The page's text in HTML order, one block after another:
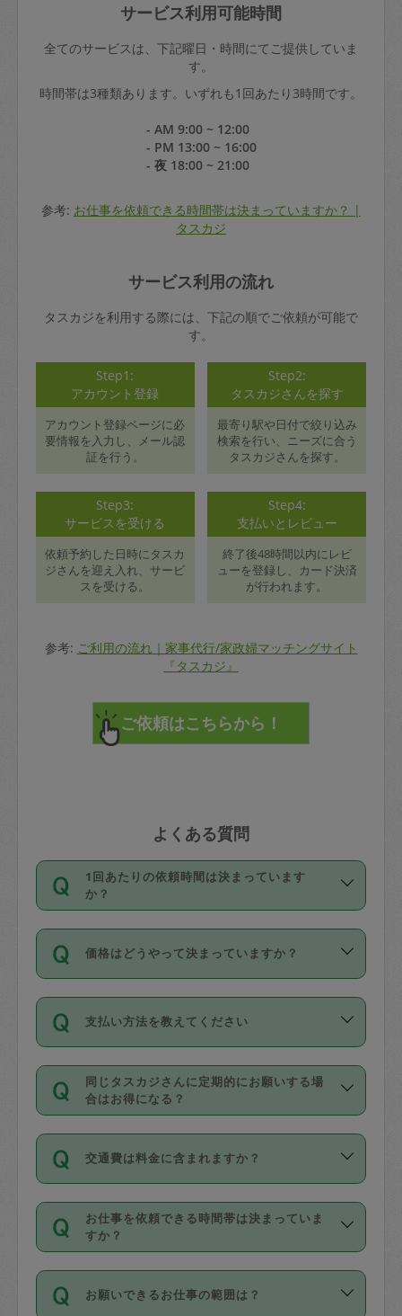
サービス利用可能時間
全てのサービスは、下記曜日・時間にてご提供していま
す。
時間帯は3種類あります。いずれも1回あたり3時間です。
- AM 9:00 ~ 12:00
- PM 13:00 ~ 16:00
- 夜 18:00 ~ 21:00
参考: お仕事を依頼できる時間帯は決まっていますか？ |
タスカジ
サービス利用の流れ
タスカジを利用する際には、下記の順でご依頼が可能で
す。
Step1:
アカウント登録
アカウント登録ページに必
要情報を入力し、メール認
証を行う。
Step2:
タスカジさんを探す
最寄り駅や日付で絞り込み
検索を行い、ニーズに合う
タスカジさんを探す。
Step3:
サービスを受ける
依頼予約した日時にタスカ
ジさんを迎え入れ、サービ
スを受ける。
Step4:
支払いとレビュー
終了後48時間以内にレビ
ューを登録し、カード決済
が行われます。
参考: ご利用の流れ｜家事代行/家政婦マッチングサイト
『タスカジ』
よくある質問
1回あたりの依頼時間は決まっています
か？
依頼1回につき3時間固定です。3時間を
超えて依頼したい場合は、延長機能をご
利用ください。機能をご利用いただくに
の上事前申請することが必要です。な
お、3時間を下回っても、値引き等はござ
いません。
価格はどうやって決まっていますか？
11種類の価格帯の中からタスカジさん自
身が価格を選んで設定しています。
タスカジさんの価格設定には最初は制限
があり、レビュー件数、レビューの平均
値、などで除々に設定可能な最高額が上
がっていく仕組みになっています。
支払い方法を教えてください
お支払方法はクレジットカード（Visa／
Master／JCB／AMERICAN EXPRESS／
Diners Club）のみとなります。
を行う際にご入力ください。プロフィー
ル登録時にはご入力いただかなくても大
丈夫です。
デビットカード・プリペイドカード（Vプ
リカ、au WALLETなど）は支払にはご利
銀行振込や現金払いも対応していませ
同じタスカジさんに定期的にお願いする場
合はお得になる？
依頼には「スポット」と「定期（毎週｜
隔週）」があり、「定期」の依頼は「ス
ポット」よりお得な料金でご利用できま
す。
定期の最低利用回数は設けていない代わ
りに、一定数を超えたキャンセルは有償
交通費は料金に含まれますか？
交通費は依頼料金とは別途発生し、依頼
料金のご請求と合わせてお支払いとなり
ます。交通費の金額は「依頼の詳細」に
お仕事を依頼できる時間帯は決まっていま
すか？
時間帯は3種類あります。いずれも１回あ
たり３時間です。
お願いできるお仕事の範囲は？